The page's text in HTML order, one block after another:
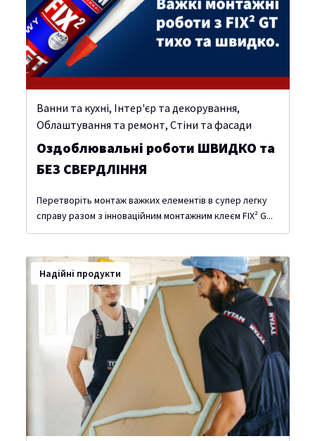
Ванни та кухні, Інтер'єр та декорування,
Облаштування та ремонт, Стіни та фасади
Оздоблювальні роботи ШВИДКО та
БЕЗ СВЕРДЛІННЯ
Перетворіть монтаж важких елементів в супер легку
справу разом з інноваційним монтажним клеєм FIX² G...
Надійні продукти